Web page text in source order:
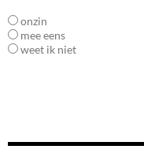
onzin
mee eens
weet ik niet